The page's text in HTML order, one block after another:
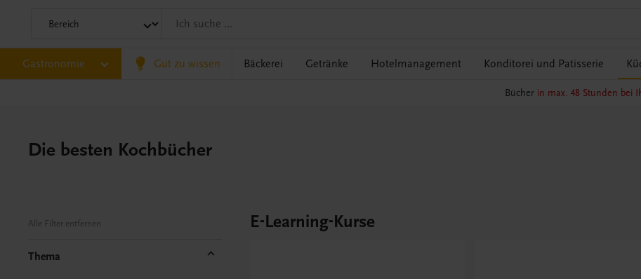
Gastronomie Gut zu wissen Bäckerei Getränke Hotelmanagement Konditorei und Patisserie
Bücher in max. 48 Stunden bei
Die besten Kochbücher
Alle Filter entfernen
Thema
E-Learning-Kurse